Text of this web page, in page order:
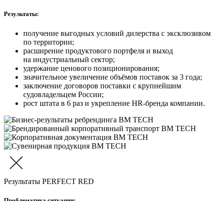
Результаты:
получение выгодных условий дилерства с эксклюзивом
по территории;
расширение продуктового портфеля и выход
на индустриальный сектор;
удержание ценового позиционирования;
значительное увеличение объёмов поставок за 3 года;
заключение договоров поставки с крупнейшим
судовладельцем России;
рост штата в 6 раз и укрепление HR-бренда компании.
Результаты PERFECT RED